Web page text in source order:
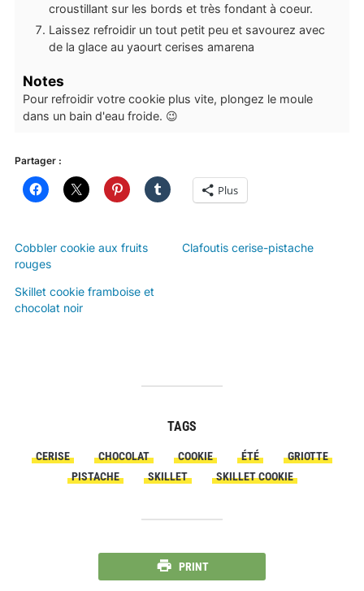
croustillant sur les bords et très fondant à coeur.
Laissez refroidir un tout petit peu et savourez avec
de la glace au yaourt cerises amarena
Notes
Pour refroidir votre cookie plus vite, plongez le moule
dans un bain d'eau froide. 😉
Partager :
Plus
Cobbler cookie aux fruits
rouges
Clafoutis cerise-pistache
Skillet cookie framboise et
chocolat noir
TAGS
CERISE CHOCOLAT COOKIE ÉTÉ
GRIOTTE
PISTACHE
SKILLET SKILLET COOKIE
PRINT